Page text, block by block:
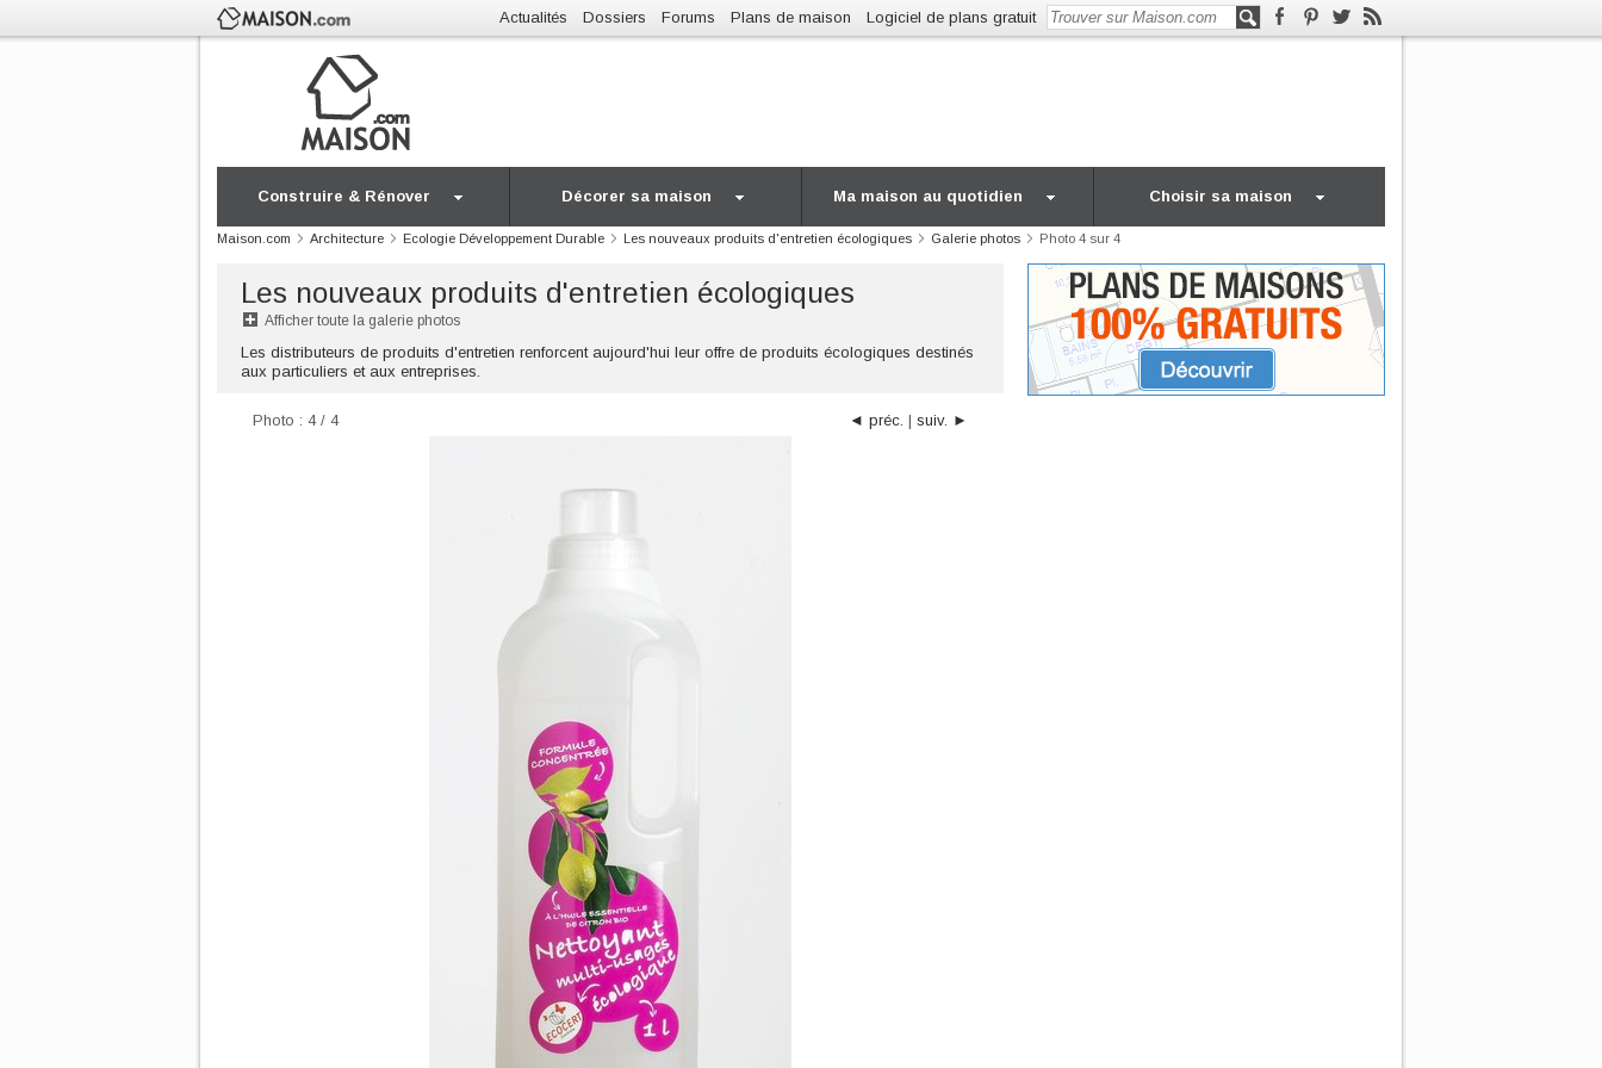
Actualités Dossiers Forums Plans de maison Logiciel de plans gratuit
Construire & Rénover Décorer sa maison Ma maison au quotidien Choisir sa maison
Maison.com Architecture Ecologie Développement Durable Les nouveaux produits d'entretien écologiques Galerie photos Photo 4 sur 4
Les nouveaux produits d'entretien écologiques
Afficher toute la galerie photos
Les distributeurs de produits d'entretien renforcent aujourd'hui leur offre de produits écologiques destinés
aux particuliers et aux entreprises.
◄ préc. | suiv. ►
Photo : 4 / 4